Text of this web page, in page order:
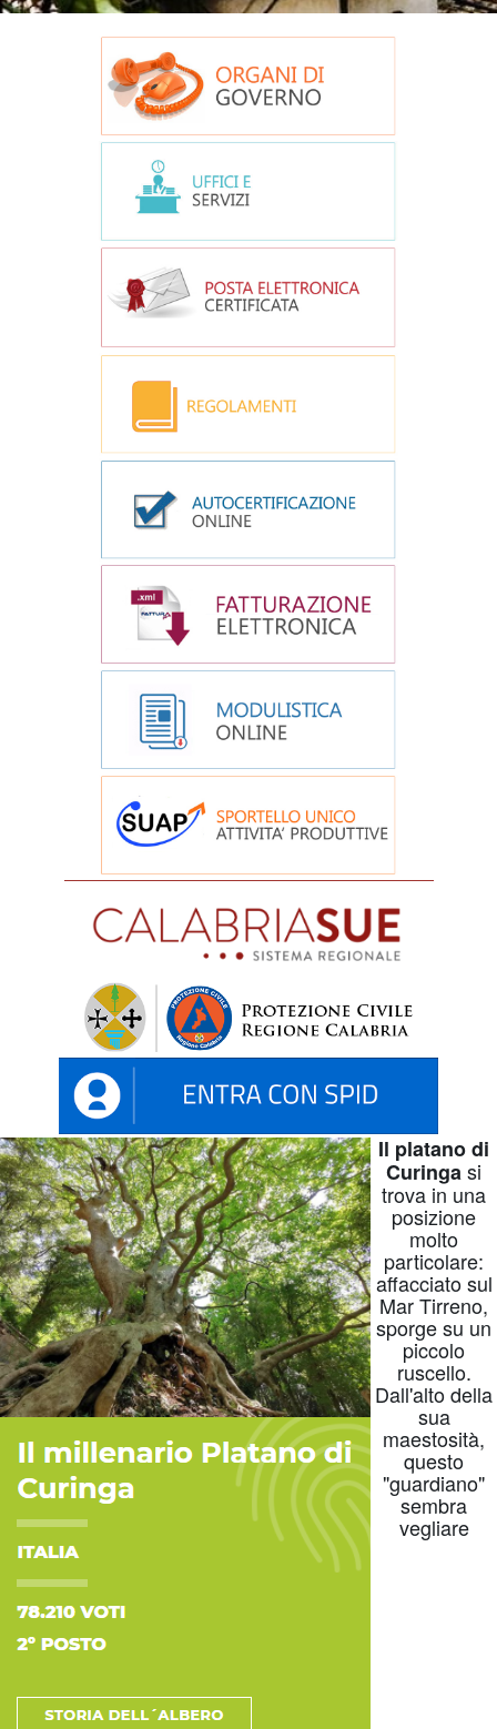
Il platano di
Curingasi
trova in una
posizione
molto
particolare:
affacciato sul
Mar Tirreno,
sporge su un
piccolo
ruscello.
Dall'alto della
sua
maestosità,
questo
"guardiano"
sembra
vegliare